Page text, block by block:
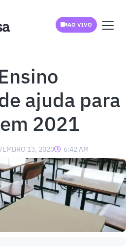
AO VIVO
ajuda para
2021
13, 2020 6:42 AM